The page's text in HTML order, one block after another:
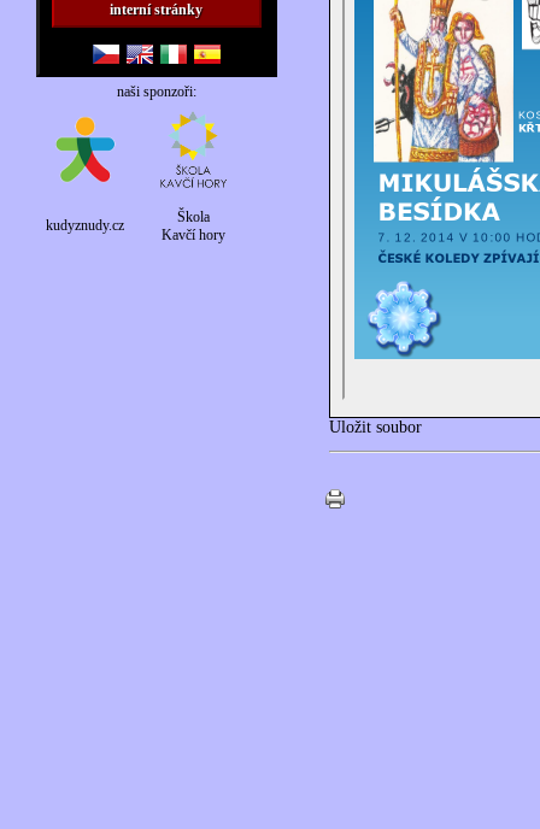
Uložit soubor
interní stránky
naši sponzoři:
hl. m.
Prahy
kudyznudy.cz
Assist Point
Škola
Kavčí hory